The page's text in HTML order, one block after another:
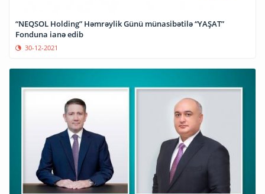
“NEQSOL Holding” Həmrəylik Günü münasibətilə “YAŞAT”
Fonduna ianə edib
30-12-2021